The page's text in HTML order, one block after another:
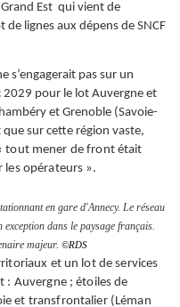
Est qui vient de
lignes aux dépens de SNCF
s’engagerait pas sur un
2029 pour le lot Auvergne et
et Grenoble (Savoie-
sur cette région vaste,
tout mener de front était
les opérateurs ».
en gare d'Annecy. Le réseau
dans le paysage français.
majeur. ©RDS
et un lot de services
: Auvergne ; étoiles de
et transfrontalier (Léman